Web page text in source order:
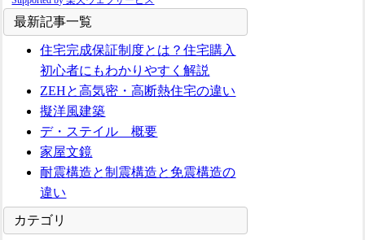
最新記事一覧
住宅完成保証制度とは？住宅購入
初心者にもわかりやすく解説
ZEHと高気密・高断熱住宅の違い
擬洋風建築
デ・ステイル 概要
家屋文鏡
耐震構造と制震構造と免震構造の
違い
カテゴリ